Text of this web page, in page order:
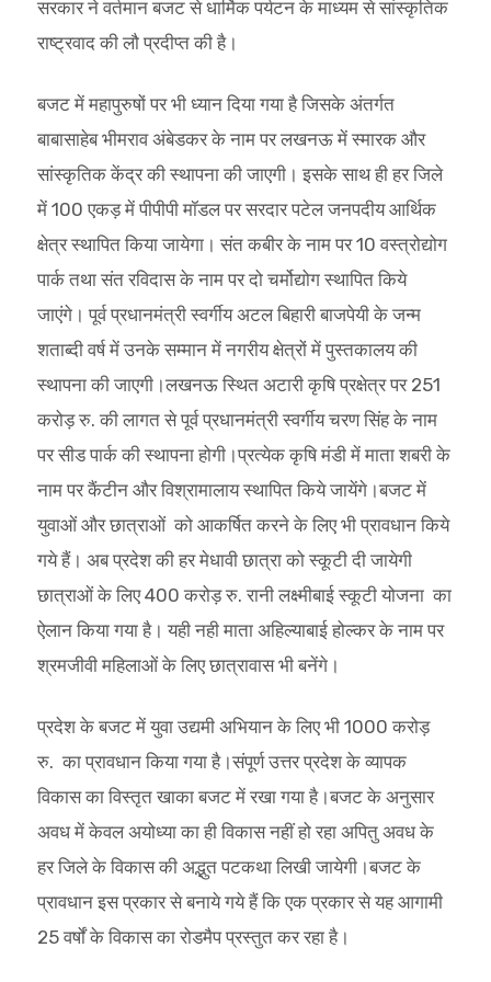
सरकार ने वर्तमान बजट से धार्मिक पर्यटन के माध्यम से सांस्कृतिक
राष्ट्रवाद की लौ प्रदीप्त की है।
बजट में महापुरुषों पर भी ध्यान दिया गया है जिसके अंतर्गत
बाबासाहेब भीमराव अंबेडकर के नाम पर लखनऊ में स्मारक और
सांस्कृतिक केंद्र की स्थापना की जाएगी। इसके साथ ही हर जिले
में 100 एकड़ में पीपीपी मॉडल पर सरदार पटेल जनपदीय आर्थिक
क्षेत्र स्थापित किया जायेगा। संत कबीर के नाम पर 10 वस्त्रोद्योग
पार्क तथा संत रविदास के नाम पर दो चर्मोद्योग स्थापित किये
जाएंगे। पूर्व प्रधानमंत्री स्वर्गीय अटल बिहारी बाजपेयी के जन्म
शताब्दी वर्ष में उनके सम्मान में नगरीय क्षेत्रों में पुस्तकालय की
स्थापना की जाएगी।लखनऊ स्थित अटारी कृषि प्रक्षेत्र पर 251
करोड़ रु. की लागत से पूर्व प्रधानमंत्री स्वर्गीय चरण सिंह के नाम
पर सीड पार्क की स्थापना होगी।प्रत्येक कृषि मंडी में माता शबरी के
नाम पर कैंटीन और विश्रामालाय स्थापित किये जायेंगे।बजट में
युवाओं और छात्राओं को आकर्षित करने के लिए भी प्रावधान किये
गये हैं। अब प्रदेश की हर मेधावी छात्रा को स्कूटी दी जायेगी
छात्राओं के लिए 400 करोड़ रु. रानी लक्ष्मीबाई स्कूटी योजना का
ऐलान किया गया है। यही नही माता अहिल्याबाई होल्कर के नाम पर
श्रमजीवी महिलाओं के लिए छात्रावास भी बनेंगे।
प्रदेश के बजट में युवा उद्यमी अभियान के लिए भी 1000 करोड़
रु. का प्रावधान किया गया है।संपूर्ण उत्तर प्रदेश के व्यापक
विकास का विस्तृत खाका बजट में रखा गया है।बजट के अनुसार
अवध में केवल अयोध्या का ही विकास नहीं हो रहा अपितु अवध के
हर जिले के विकास की अद्भुत पटकथा लिखी जायेगी।बजट के
प्रावधान इस प्रकार से बनाये गये हैं कि एक प्रकार से यह आगामी
25 वर्षों के विकास का रोडमैप प्रस्तुत कर रहा है।